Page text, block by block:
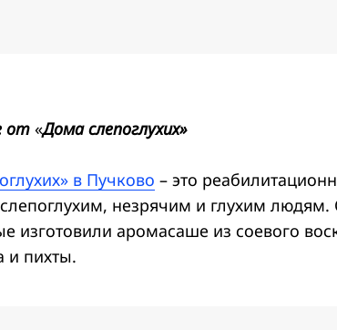
от «Дома слепоглухих»
в Пучково – это
незрячим и глухим людям.
изготовили аромасаше из соевого
и пихты.